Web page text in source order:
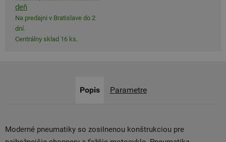
deň
Na predajni v Bratislave do 2
dní.
Centrálny sklad 16 ks.
Popis Parametre
Moderné pneumatiky so zosilnenou konštrukciou pre